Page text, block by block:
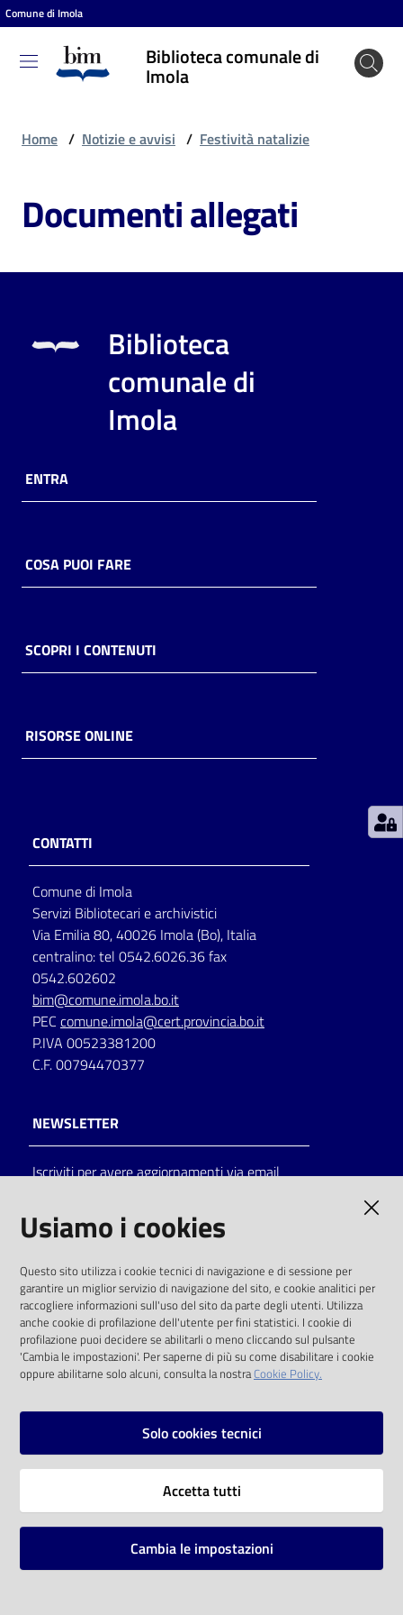
Vai al contenuto
Vai alla navigazione
Vai al footer
Comune di Imola
Biblioteca comunale di
Imola
Biblioteca
comunale
Entra
Cosa
Risorse
Casa
Archivio
storico
Patto
lettura
Seguici
su
Catalogo
on line
Eventi
Chiedi al
bibliotecario
Orari
Home / Notizie e avvisi / Festività natalizie
Documenti allegati
Biblioteca
comunale di
Imola
ENTRA
COSA PUOI FARE
SCOPRI I CONTENUTI
RISORSE ONLINE
CONTATTI
Comune di Imola
Servizi Bibliotecari e archivistici
Via Emilia 80, 40026 Imola (Bo), Italia
centralino: tel 0542.6026.36 fax
0542.602602
bim@comune.imola.bo.it
PEC comune.imola@cert.provincia.bo.it
P.IVA 00523381200
C.F. 00794470377
NEWSLETTER
Iscriviti per avere aggiornamenti via email
solo alle condizioni previste dalla direttiva
comunitaria 2003/98/CE e dal d.lgs. 36/2006
SOCIAL
Instagram
Vai alla pagina
Mappa del sito
Usiamo i cookies
Questo sito utilizza i cookie tecnici di navigazione e di sessione per
garantire un miglior servizio di navigazione del sito, e cookie analitici per
raccogliere informazioni sull'uso del sito da parte degli utenti. Utilizza
anche cookie di profilazione dell'utente per fini statistici. I cookie di
profilazione puoi decidere se abilitarli o meno cliccando sul pulsante
'Cambia le impostazioni'. Per saperne di più su come disabilitare i cookie
oppure abilitarne solo alcuni, consulta la nostraCookie Policy.
Solo cookies tecnici
Accetta tutti
Cambia le impostazioni